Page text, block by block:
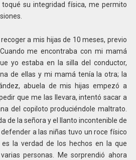
su integridad física, me permito
a mis hijas de 10 meses, previo
me encontraba con mi mamá
yo estaba en la silla del conductor,
de ellas y mi mamá tenía la otra; la
abuela de mis hijas empezó a
que me las llevara, intentó sacar a
del copiloto produciéndole maltrato.
de la señora y el llanto incontenible de
a las niñas tuvo un roce físico
la verdad de los hechos en la que
personas. Me sorprendió ahora